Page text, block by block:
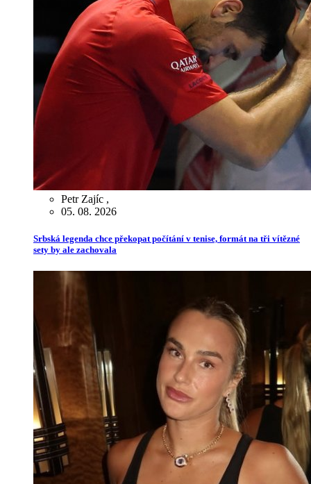
Petr Zajíc ,
05. 08. 2026
Srbská legenda chce překopat počítání v tenise, formát na tři vítězné
sety by ale zachovala